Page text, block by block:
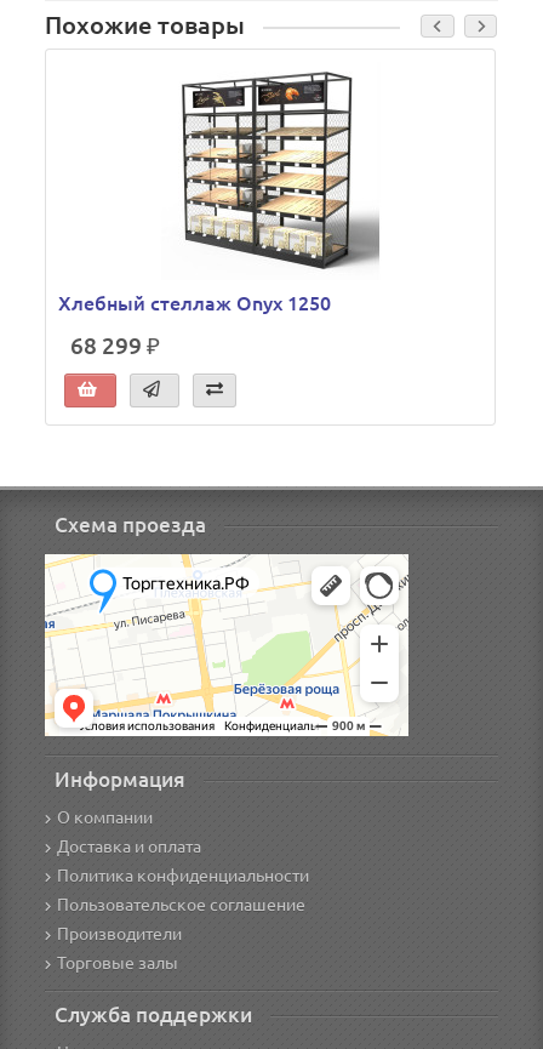
Похожие товары
Хлебный стеллаж Onyx 1250
68 299 ₽
Схема проезда
Информация
О компании
Доставка и оплата
Политика конфиденциальности
Пользовательское соглашение
Производители
Торговые залы
Служба поддержки